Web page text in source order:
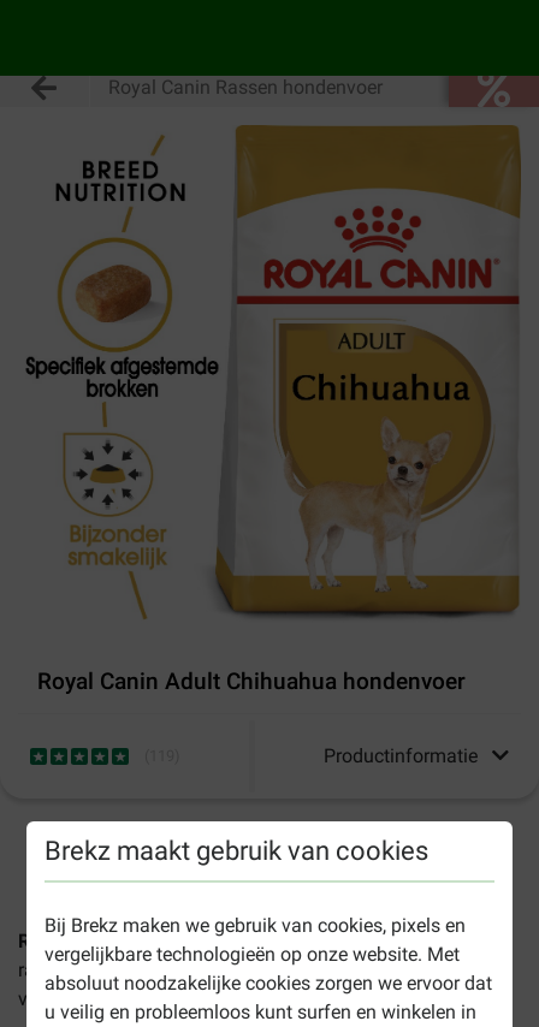
Brekz maakt gebruik van cookies
Bij Brekz maken we gebruik van cookies, pixels en
vergelijkbare technologieën op onze website. Met
absoluut noodzakelijke cookies zorgen we ervoor dat
u veilig en probleemloos kunt surfen en winkelen in
Royal Canin Rassen hondenvoer
Royal Canin Adult Chihuahua hondenvoer
Productinformatie
1-3 werkdagen levertijd, tenzij anders aangegeven
Royal Canin Adult Chihuahua hondenvoeris een
rasspecifiek, volledig voer voor de volwassen Chihuahua
vanaf 8 maanden.